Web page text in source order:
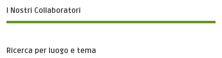
I Nostri Collaboratori
Ricerca per luogo e tema